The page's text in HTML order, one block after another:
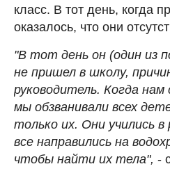
класс. В тот день, когда
оказалось, что они
"В тот день он (один из
не пришел в школу,
руководитель. Когда нам
мы обзванивали всех
только их. Они учились
все направились на
чтобы найти их тела", -